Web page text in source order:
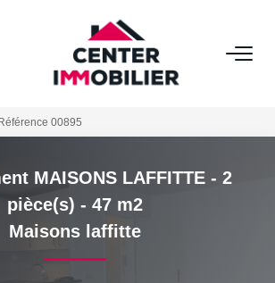
ACHETER
LOUER
Nos Biens
Référence 00895
MAISONS LAFFITTE - 2
pièce(s) - 47 m2
Maisons laffitte